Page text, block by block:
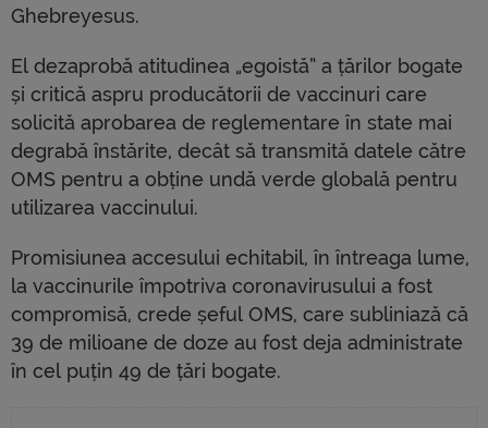
Ghebreyesus.
El dezaprobă atitudinea „egoistă” a țărilor bogate
și critică aspru producătorii de vaccinuri care
solicită aprobarea de reglementare în state mai
degrabă înstărite, decât să transmită datele către
OMS pentru a obține undă verde globală pentru
utilizarea vaccinului.
Promisiunea accesului echitabil, în întreaga lume,
la vaccinurile împotriva coronavirusului a fost
compromisă, crede șeful OMS, care subliniază că
39 de milioane de doze au fost deja administrate
în cel puțin 49 de țări bogate.